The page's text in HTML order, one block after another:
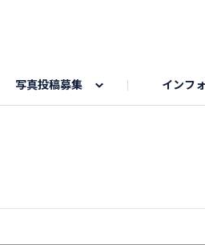
ア
写真投稿募集 インフ
ティガイド